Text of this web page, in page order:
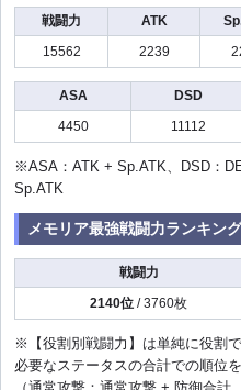
戦闘力 ATK
15562
2239
ASA DSD
4450
11112
※ASA：ATK + Sp.ATK、DSD：
Sp.ATK
メモリア最強戦闘力ランキング
戦闘力
2140位 / 3760枚
※【役割別戦闘力】は単純に役割
必要なステータスの合計での順位